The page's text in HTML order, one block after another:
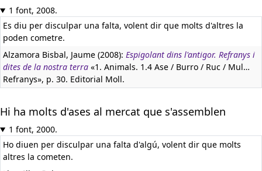
1 font, 2008.
Es diu per disculpar una falta, volent dir que molts d'altres la
poden cometre.
Alzamora Bisbal, Jaume (2008): Espigolant dins l'antigor. Refranys i
dites de la nostra terra «1. Animals. 1.4 Ase / Burro / Ruc / Mul…
Refranys», p. 30. Editorial Moll.
Hi ha molts d'ases al mercat que s'assemblen
1 font, 2000.
Ho diuen per disculpar una falta d'algú, volent dir que molts
altres la cometen.